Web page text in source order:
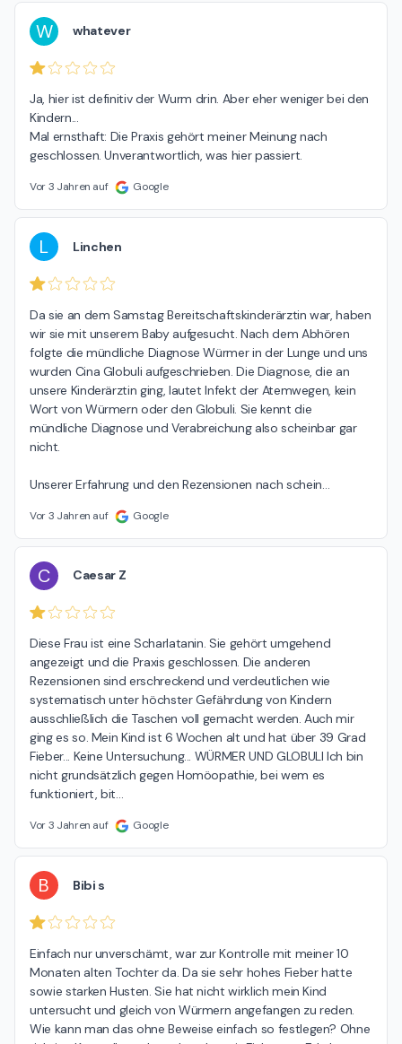
W whatever
Ja, hier ist definitiv der Wurm drin. Aber eher weniger bei den
Kindern...
Mal ernsthaft: Die Praxis gehört meiner Meinung nach
geschlossen. Unverantwortlich, was hier passiert.
Vor 3 Jahren auf Google
L Linchen
Da sie an dem Samstag Bereitschaftskinderärztin war, haben
wir sie mit unserem Baby aufgesucht. Nach dem Abhören
folgte die mündliche Diagnose Würmer in der Lunge und uns
wurden Cina Globuli aufgeschrieben. Die Diagnose, die an
unsere Kinderärztin ging, lautet Infekt der Atemwegen, kein
Wort von Würmern oder den Globuli. Sie kennt die
mündliche Diagnose und Verabreichung also scheinbar gar
nicht.
Unserer Erfahrung und den Rezensionen nach schein…
Vor 3 Jahren auf Google
C Caesar Z
Diese Frau ist eine Scharlatanin. Sie gehört umgehend
angezeigt und die Praxis geschlossen. Die anderen
Rezensionen sind erschreckend und verdeutlichen wie
systematisch unter höchster Gefährdung von Kindern
ausschließlich die Taschen voll gemacht werden. Auch mir
ging es so. Mein Kind ist 6 Wochen alt und hat über 39 Grad
Fieber... Keine Untersuchung... WÜRMER UND GLOBULI Ich bin
nicht grundsätzlich gegen Homöopathie, bei wem es
funktioniert, bit…
Vor 3 Jahren auf Google
B Bibi s
Einfach nur unverschämt, war zur Kontrolle mit meiner 10
Monaten alten Tochter da. Da sie sehr hohes Fieber hatte
sowie starken Husten. Sie hat nicht wirklich mein Kind
untersucht und gleich von Würmern angefangen zu reden.
Wie kann man das ohne Beweise einfach so festlegen? Ohne